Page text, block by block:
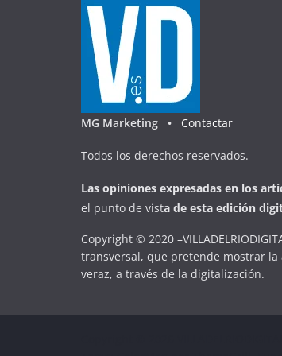
MG Marketing • Contactar
Todos los derechos reservados.
Las opiniones expresadas en los
el punto de vista de esta edición
Copyright © 2020
transversal, que pretende mostrar
veraz, a través de la digitalización.